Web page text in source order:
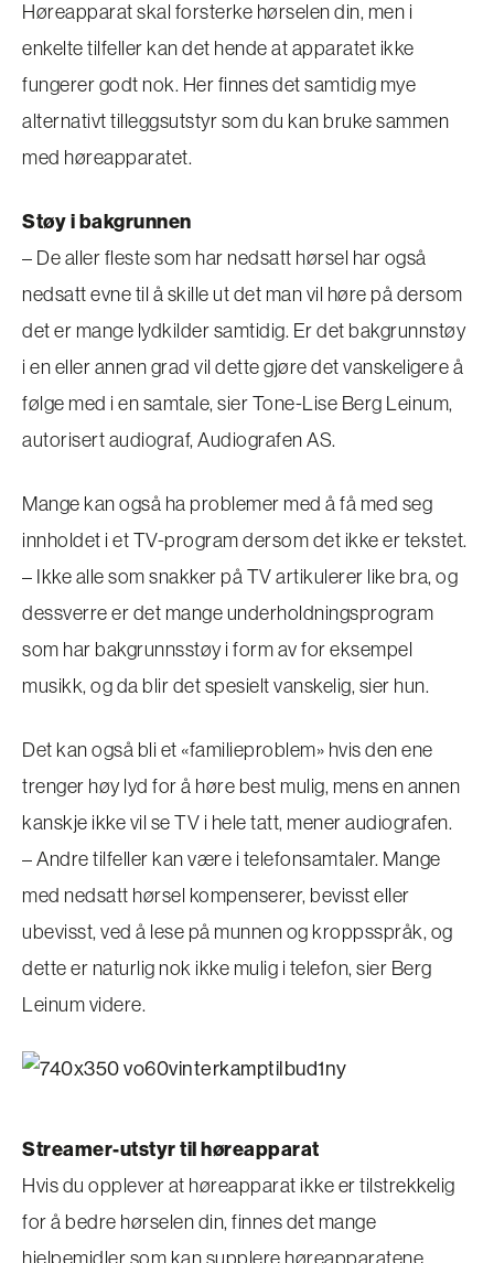
Høreapparat skal forsterke hørselen din, men i
enkelte tilfeller kan det hende at apparatet ikke
fungerer godt nok. Her finnes det samtidig mye
alternativt tilleggsutstyr som du kan bruke sammen
med høreapparatet.
Støy i bakgrunnen
– De aller fleste som har nedsatt hørsel har også
nedsatt evne til å skille ut det man vil høre på dersom
det er mange lydkilder samtidig. Er det bakgrunnstøy
i en eller annen grad vil dette gjøre det vanskeligere å
følge med i en samtale, sier Tone-Lise Berg Leinum,
autorisert audiograf, Audiografen AS.
Mange kan også ha problemer med å få med seg
innholdet i et TV-program dersom det ikke er tekstet.
– Ikke alle som snakker på TV artikulerer like bra, og
dessverre er det mange underholdningsprogram
som har bakgrunnsstøy i form av for eksempel
musikk, og da blir det spesielt vanskelig, sier hun.
Det kan også bli et «familieproblem» hvis den ene
trenger høy lyd for å høre best mulig, mens en annen
kanskje ikke vil se TV i hele tatt, mener audiografen.
– Andre tilfeller kan være i telefonsamtaler. Mange
med nedsatt hørsel kompenserer, bevisst eller
ubevisst, ved å lese på munnen og kroppsspråk, og
dette er naturlig nok ikke mulig i telefon, sier Berg
Leinum videre.
Streamer-utstyr til høreapparat
Hvis du opplever at høreapparat ikke er tilstrekkelig
for å bedre hørselen din, finnes det mange
hjelpemidler som kan supplere høreapparatene,